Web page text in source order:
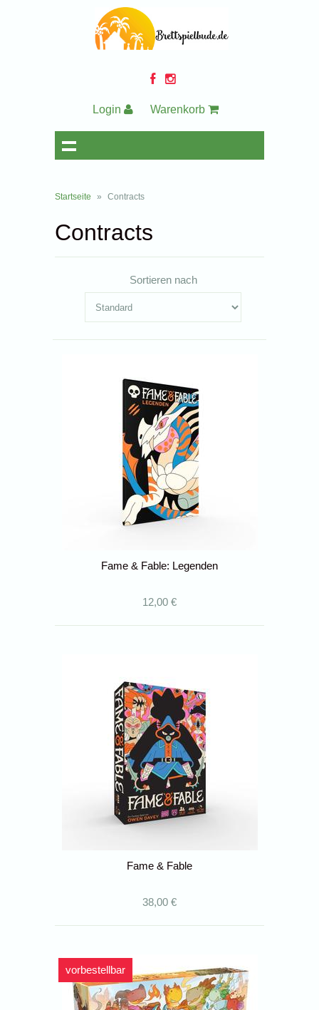
Login Warenkorb
Startseite » Contracts
Contracts
Sortieren nach
Fame & Fable: Legenden
12,00 €
Fame & Fable
38,00 €
vorbestellbar